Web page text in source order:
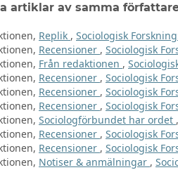
artiklar av samma
Replik , Sociologisk
Recensioner , Sociologisk
Från redaktionen ,
Recensioner , Sociologisk
Recensioner , Sociologisk
Recensioner , Sociologisk
Sociologförbundet har ordet ,
Recensioner , Sociologisk
Recensioner , Sociologisk
Notiser & anmälningar ,